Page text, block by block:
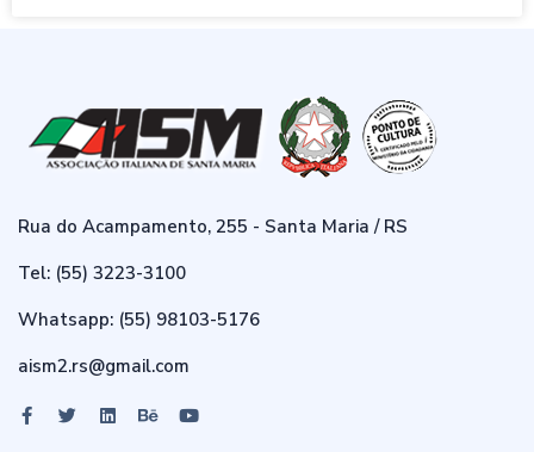
Rua do Acampamento, 255 - Santa Maria / RS
Tel: (55) 3223-3100
Whatsapp: (55) 98103-5176
aism2.rs@gmail.com